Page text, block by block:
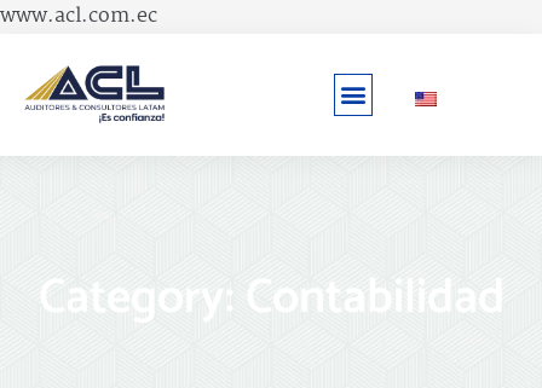
www.acl.com.ecIr
contenido
Category: Contabilidad